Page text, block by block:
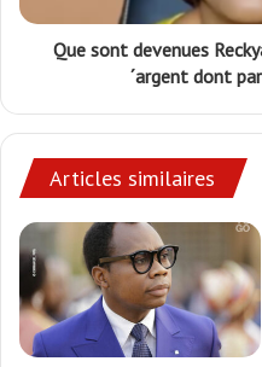
Que sont devenues
´argent dont
Articles similaires